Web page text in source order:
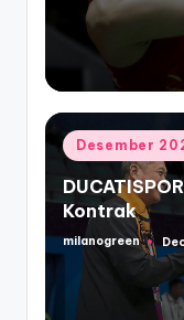
Posted
in
Desember
Kontrak
Posted
milanogreen